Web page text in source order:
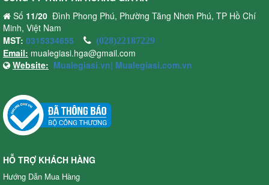
OS35T
Xuất xứ
Số 11/20 Đình Phong Phú, Phường Tăng Nhơn Phú, TP Hồ Chí
Minh, Việt Nam
MST: 0315334655 (028)22187229
Email: mualegiasi.hga@gmail.com
Website: Mualegiasi.vn| Mualegiasi.com.vn
HỖ TRỢ KHÁCH HÀNG
Hướng Dẫn Mua Hàng